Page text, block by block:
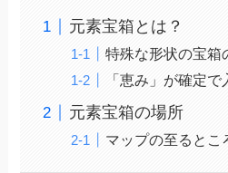
元素宝箱とは？
特殊な形状の宝箱
「恵み」が確定で
元素宝箱の場所
マップの至るとこ